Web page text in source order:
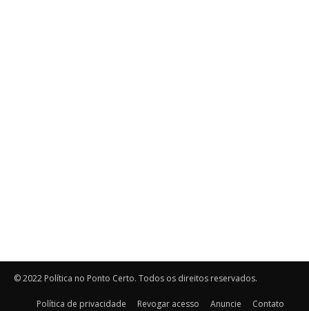
© 2022 Política no Ponto Certo. Todos os direitos reservados.
Política de privacidade Revogar acesso Anuncie Contato